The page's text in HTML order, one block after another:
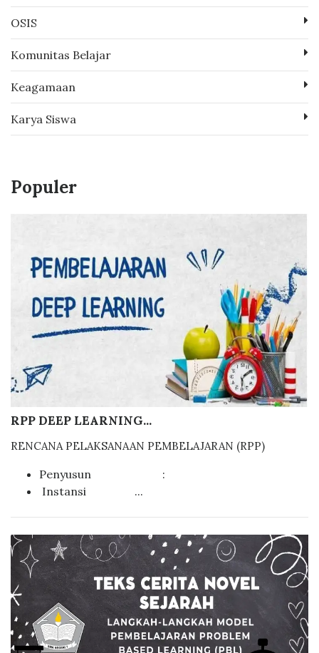
OSIS
Komunitas Belajar
Keagamaan
Karya Siswa
Populer
RPP DEEP LEARNING...
RENCANA PELAKSANAAN PEMBELAJARAN (RPP)
Penyusun :
Instansi ...